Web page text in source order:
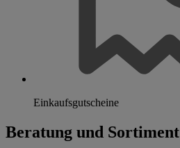
Einkaufsgutscheine
Beratung und Sortiment